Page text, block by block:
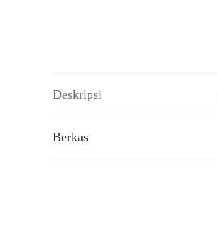
Deskripsi
Berkas